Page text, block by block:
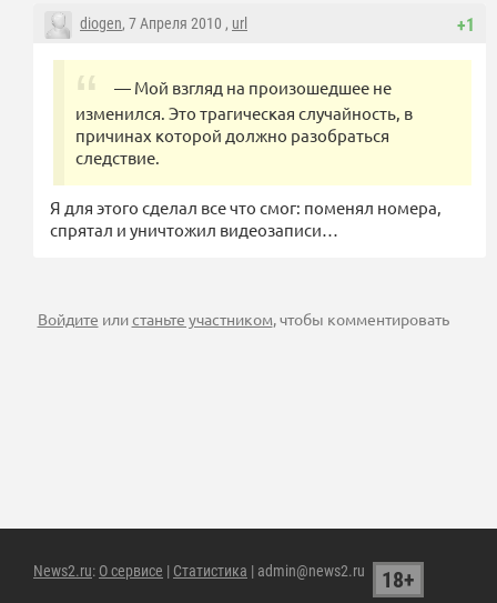
+1
diogen, 7 Апреля 2010 , url
— Мой взгляд на произошедшее не
изменился. Это трагическая случайность, в
причинах которой должно разобраться
следствие.
Я для этого сделал все что смог: поменял номера,
спрятал и уничтожил видеозаписи…
Войдите илистаньте участником, чтобы комментировать
News2.ru: О сервисе | Статистика | admin@news2.ru 18+